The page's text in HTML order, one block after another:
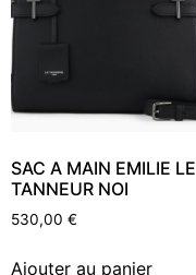
SAC A MAIN EMILIE LE
TANNEUR NOI
530,00 €
Ajouter au panier